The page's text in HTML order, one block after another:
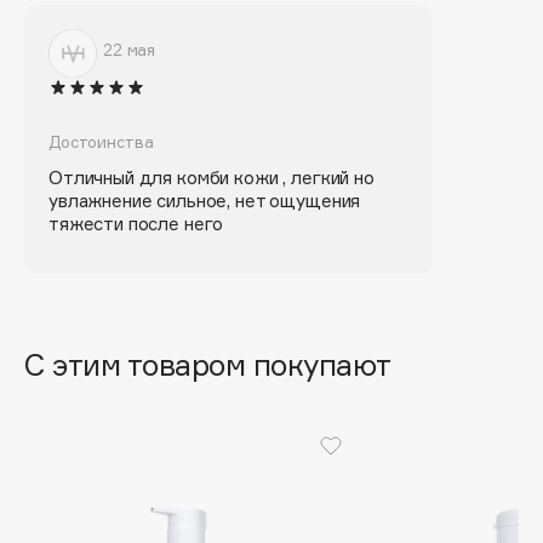
Biorepair
Blanx
BLOME
Boadicea The Victorious
Bobbi Brown
by TERRY
22 мая
Достоинства
Отличный для комби кожи , легкий но
увлажнение сильное, нет ощущения
тяжести после него
С этим товаром покупают